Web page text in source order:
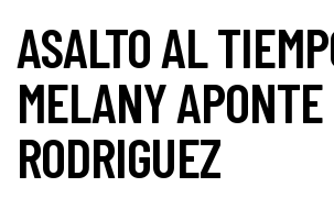
ASALTO AL
MELANY APONTE
RODRIGUEZ